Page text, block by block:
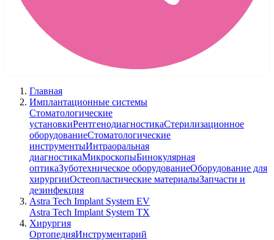
Главная
Имплантационные системы
Стоматологические
установкиРентгенодиагностикаСтерилизационное
оборудованиеСтоматологические
инструментыИнтраоральная
диагностикаМикроскопыБинокулярная
оптикаЗуботехническое оборудованиеОборудование для
хирургииОстеопластические материалыЗапчасти и
дезинфекция
Astra Tech Implant System EV
Astra Tech Implant System TX
Хирургия
ОртопедияИнструментарий